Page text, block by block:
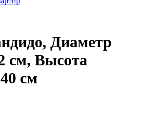
Диаметр
см, Высота
см